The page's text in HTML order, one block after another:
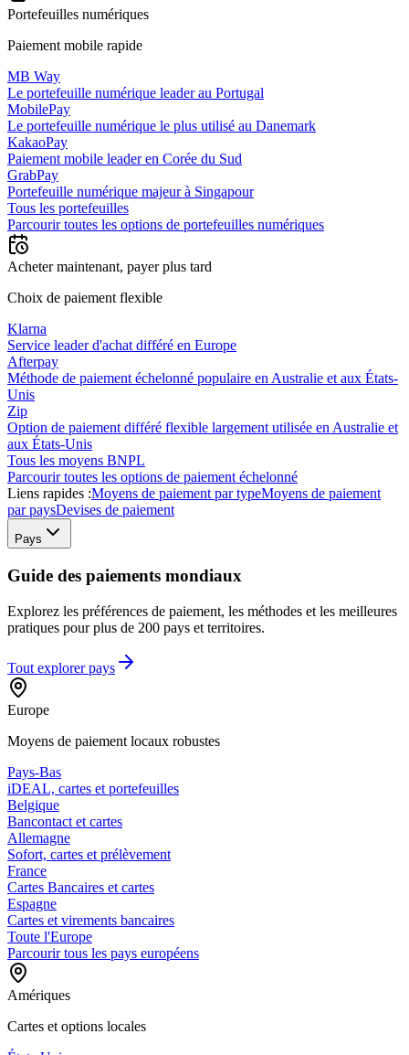
Portefeuilles numériques
Paiement mobile rapide
MB Way
Le portefeuille numérique leader au Portugal
MobilePay
Le portefeuille numérique le plus utilisé au Danemark
KakaoPay
Paiement mobile leader en Corée du Sud
GrabPay
Portefeuille numérique majeur à Singapour
Tous les portefeuilles
Parcourir toutes les options de portefeuilles numériques
Acheter maintenant, payer plus tard
Choix de paiement flexible
Klarna
Service leader d'achat différé en Europe
Afterpay
Méthode de paiement échelonné populaire en Australie et aux États-
Unis
Zip
Option de paiement différé flexible largement utilisée en Australie et
aux États-Unis
Tous les moyens BNPL
Parcourir toutes les options de paiement échelonné
Liens rapides :Moyens de paiement par typeMoyens de paiement
par paysDevises de paiement
Pays
Guide des paiements mondiaux
Explorez les préférences de paiement, les méthodes et les meilleures
pratiques pour plus de 200 pays et territoires.
Tout explorer pays
Europe
Moyens de paiement locaux robustes
Pays-Bas
iDEAL, cartes et portefeuilles
Belgique
Bancontact et cartes
Allemagne
Sofort, cartes et prélèvement
France
Cartes Bancaires et cartes
Espagne
Cartes et virements bancaires
Toute l'Europe
Parcourir tous les pays européens
Amériques
Cartes et options locales